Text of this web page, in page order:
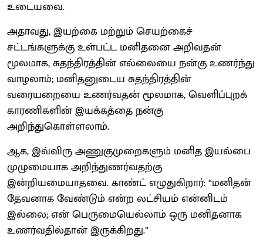
உடையவை.
அதாவது, இயற்கை மற்றும் செயற்கைச்
சட்டங்களுக்கு உள்பட்ட மனிதனை அறிவதன்
மூலமாக, சுதந்திரத்தின் எல்லையை நன்கு உணர்ந்து
வாழலாம்; மனிதனுடைய சுதந்திரத்தின்
வரையறையை உணர்வதன் மூலமாக, வெளிப்புறக்
காரணிகளின் இயக்கத்தை நன்கு
அறிந்துகொள்ளலாம்.
ஆக, இவ்விரு அணுகுமுறைகளும் மனித இயல்பை
முழுமையாக அறிந்துணர்வதற்கு
இன்றியமையாதவை. காண்ட் எழுதுகிறார்: “மனிதன்
தேவனாக வேண்டும் என்ற லட்சியம் என்னிடம்
இல்லை; என் பெருமையெல்லாம் ஒரு மனிதனாக
உணர்வதில்தான் இருக்கிறது.”